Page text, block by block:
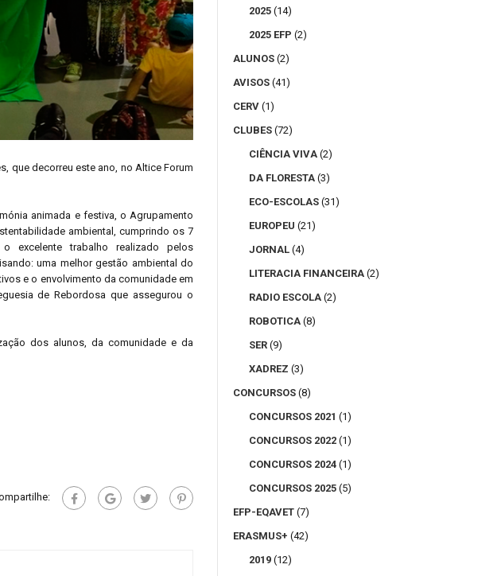
que decorreu este ano, no Altice Forum
animada e festiva, o Agrupamento
ambiental, cumprindo os 7
excelente trabalho realizado pelos
uma melhor gestão ambiental do
e o envolvimento da comunidade em
de Rebordosa que assegurou o
dos alunos, da comunidade e da
2025 (14)
2025 EFP (2)
ALUNOS (2)
AVISOS (41)
CERV (1)
CLUBES (72)
CIÊNCIA VIVA (2)
DA FLORESTA (3)
ECO-ESCOLAS (31)
EUROPEU (21)
JORNAL (4)
LITERACIA FINANCEIRA (2)
RADIO ESCOLA (2)
ROBOTICA (8)
SER (9)
XADREZ (3)
CONCURSOS (8)
CONCURSOS 2021 (1)
CONCURSOS 2022 (1)
CONCURSOS 2024 (1)
CONCURSOS 2025 (5)
EFP-EQAVET (7)
ERASMUS+ (42)
2019 (12)